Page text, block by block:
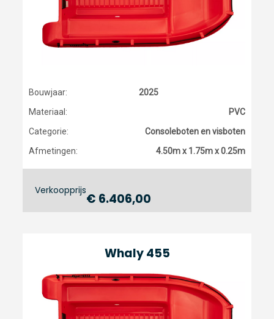
Bouwjaar:
2025
Materiaal:
PVC
Categorie:
Consoleboten en visboten
Afmetingen:
4.50m x 1.75m x 0.25m
Verkoopprijs
€ 6.406,00
Whaly 455